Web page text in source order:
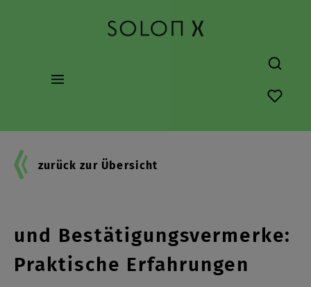
Du hast
zurück zur Übersicht
und Bestätigungsvermerke:
Praktische Erfahrungen